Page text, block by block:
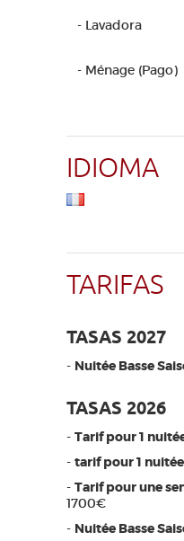
- Lavadora
- Ménage (Pago)
IDIOMA
TARIFAS
TASAS 2027
- Nuitée Basse
TASAS 2026
- Tarif pour 1
- tarif pour 1
- Tarif pour une
1700€
- Nuitée Basse